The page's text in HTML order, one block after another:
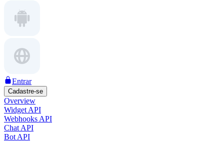
Entrar
Cadastre-se
Overview
Widget API
Webhooks API
Chat API
Bot API